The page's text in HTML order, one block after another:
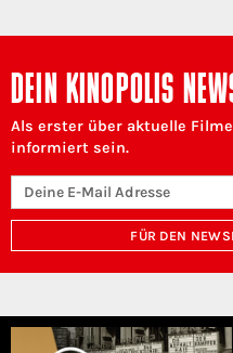
DEIN KINOPOLIS
Als erster über aktuelle
informiert sein.
FÜR DEN